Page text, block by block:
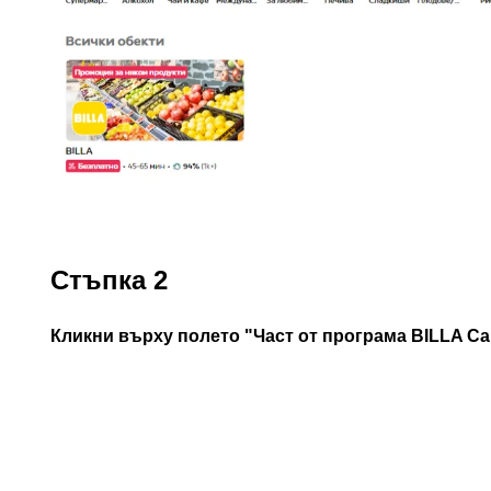
Стъпка 2
Кликни върху полето "Част от програма BILLA